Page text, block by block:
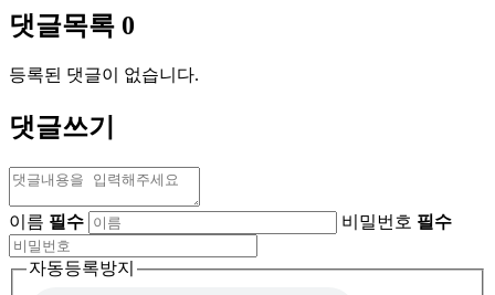
댓글목록 0
등록된 댓글이 없습니다.
댓글쓰기
이름 필수 비밀번호 필수
자동등록방지